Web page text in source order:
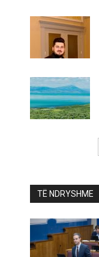
TË NDRYSHME